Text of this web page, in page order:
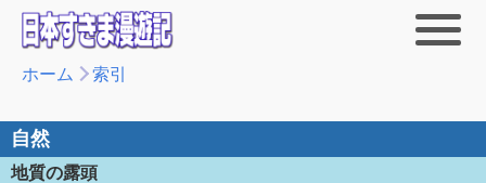
ホーム 索引
自然
地質の露頭